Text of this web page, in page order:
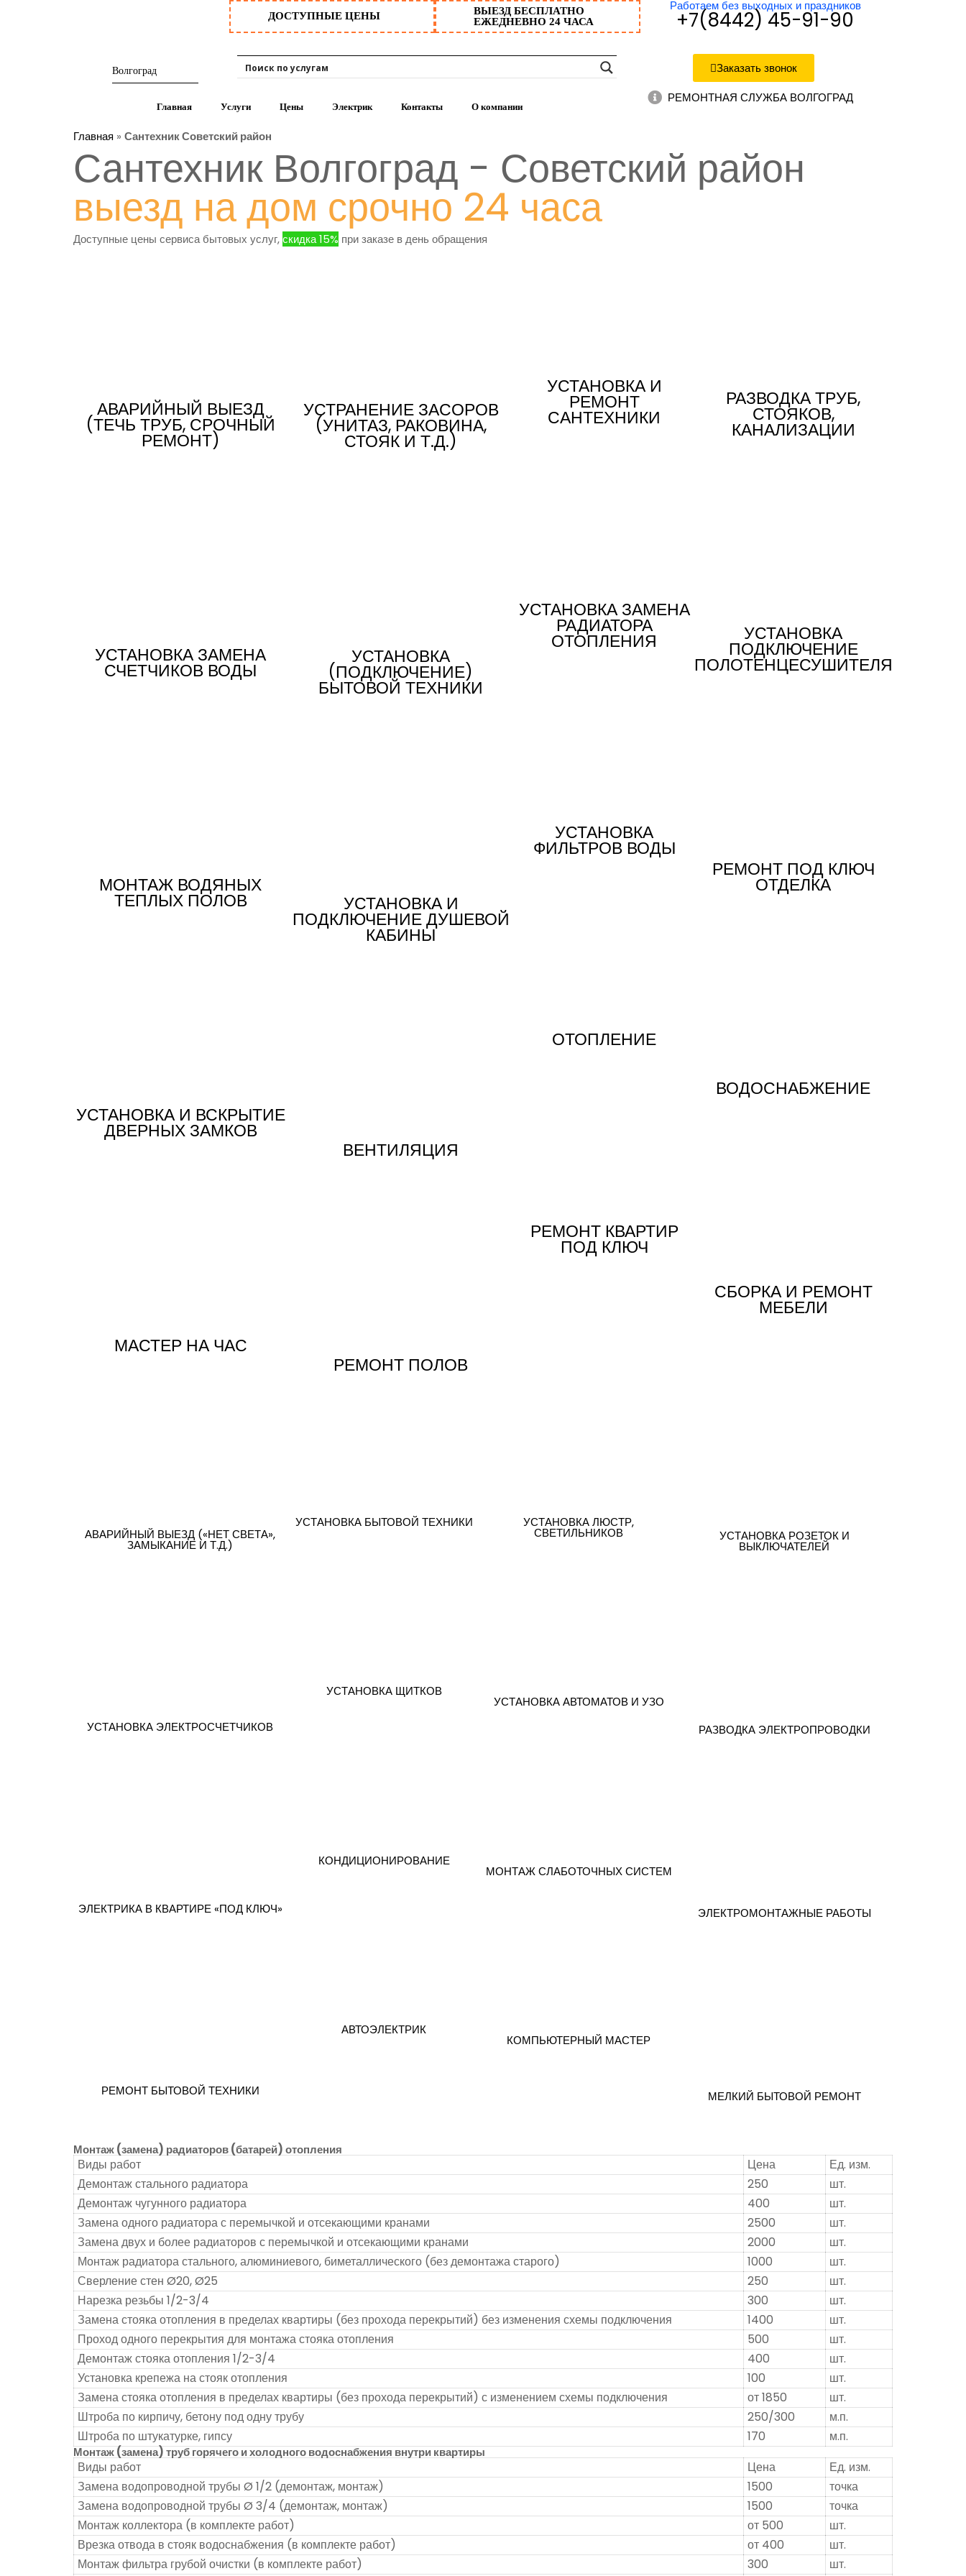
ДОСТУПНЫЕ ЦЕНЫ
ВЫЕЗД БЕСПЛАТНО
ЕЖЕДНЕВНО 24 ЧАСА
Работаем без выходных и праздников
+7(8442) 45-91-90
Заказать звонок
Главная Услуги Цены Электрик Контакты О компании
РЕМОНТНАЯ СЛУЖБА ВОЛГОГРАД
Главная » Сантехник Советский район
Сантехник Волгоград - Советский район
выезд на дом срочно 24 часа
Доступные цены сервиса бытовых услуг,скидка 15% при заказе в день обращения
АВАРИЙНЫЙ ВЫЕЗД
(ТЕЧЬ ТРУБ, СРОЧНЫЙ
РЕМОНТ)
УСТАНОВКА ЗАМЕНА
СЧЕТЧИКОВ ВОДЫ
МОНТАЖ ВОДЯНЫХ
ТЕПЛЫХ ПОЛОВ
УСТАНОВКА И ВСКРЫТИЕ
ДВЕРНЫХ ЗАМКОВ
МАСТЕР НА ЧАС
УСТРАНЕНИЕ ЗАСОРОВ
(УНИТАЗ, РАКОВИНА,
СТОЯК И Т.Д.)
УСТАНОВКА
(ПОДКЛЮЧЕНИЕ)
БЫТОВОЙ ТЕХНИКИ
УСТАНОВКА И
ПОДКЛЮЧЕНИЕ ДУШЕВОЙ
КАБИНЫ
ВЕНТИЛЯЦИЯ
РЕМОНТ ПОЛОВ
УСТАНОВКА И
РЕМОНТ
САНТЕХНИКИ
УСТАНОВКА ЗАМЕНА
РАДИАТОРА
ОТОПЛЕНИЯ
УСТАНОВКА
ФИЛЬТРОВ ВОДЫ
ОТОПЛЕНИЕ
РЕМОНТ КВАРТИР
ПОД КЛЮЧ
РАЗВОДКА ТРУБ,
СТОЯКОВ,
КАНАЛИЗАЦИИ
УСТАНОВКА
ПОДКЛЮЧЕНИЕ
ПОЛОТЕНЦЕСУШИТЕЛЯ
РЕМОНТ ПОД КЛЮЧ
ОТДЕЛКА
ВОДОСНАБЖЕНИЕ
СБОРКА И РЕМОНТ
МЕБЕЛИ
АВАРИЙНЫЙ ВЫЕЗД («НЕТ СВЕТА»,
ЗАМЫКАНИЕ И Т.Д.)
УСТАНОВКА ЭЛЕКТРОСЧЕТЧИКОВ
ЭЛЕКТРИКА В КВАРТИРЕ «ПОД КЛЮЧ»
РЕМОНТ БЫТОВОЙ ТЕХНИКИ
УСТАНОВКА БЫТОВОЙ ТЕХНИКИ
УСТАНОВКА ЩИТКОВ
КОНДИЦИОНИРОВАНИЕ
АВТОЭЛЕКТРИК
УСТАНОВКА ЛЮСТР,
СВЕТИЛЬНИКОВ
УСТАНОВКА АВТОМАТОВ И УЗО
МОНТАЖ СЛАБОТОЧНЫХ СИСТЕМ
КОМПЬЮТЕРНЫЙ МАСТЕР
УСТАНОВКА РОЗЕТОК И
ВЫКЛЮЧАТЕЛЕЙ
РАЗВОДКА ЭЛЕКТРОПРОВОДКИ
ЭЛЕКТРОМОНТАЖНЫЕ РАБОТЫ
МЕЛКИЙ БЫТОВОЙ РЕМОНТ
Монтаж (замена) радиаторов (батарей) отопления
Виды работ Цена
Ед. изм.
Демонтаж стального радиатора
250
шт.
Демонтаж чугунного радиатора
400
шт.
Замена одного радиатора с перемычкой и отсекающими кранами
2500
шт.
Замена двух и более радиаторов с перемычкой и отсекающими кранами
2000
шт.
Монтаж радиатора стального, алюминиевого, биметаллического (без демонтажа старого)
1000
шт.
Сверление стен Ø20, Ø25
250
шт.
Нарезка резьбы 1/2-3/4
300
шт.
Замена стояка отопления в пределах квартиры (без прохода перекрытий) без изменения схемы подключения
1400
шт.
Проход одного перекрытия для монтажа стояка отопления
500
шт.
Демонтаж стояка отопления 1/2-3/4
400
шт.
Установка крепежа на стояк отопления
100
шт.
Замена стояка отопления в пределах квартиры (без прохода перекрытий) с изменением схемы подключения
от 1850
шт.
Штроба по кирпичу, бетону под одну трубу
250/300
м.п.
Штроба по штукатурке, гипсу
170 м.п.
Монтаж (замена) труб горячего и холодного водоснабжения внутри квартиры
Виды работ Цена
Ед. изм.
Замена водопроводной трубы Ø 1/2 (демонтаж, монтаж)
1500
точка
Замена водопроводной трубы Ø 3/4 (демонтаж, монтаж)
1500
точка
Монтаж коллектора (в комплекте работ)
от 500
шт.
Врезка отвода в стояк водоснабжения (в комплекте работ)
от 400
шт.
Монтаж фильтра грубой очистки (в комплекте работ)
300
шт.